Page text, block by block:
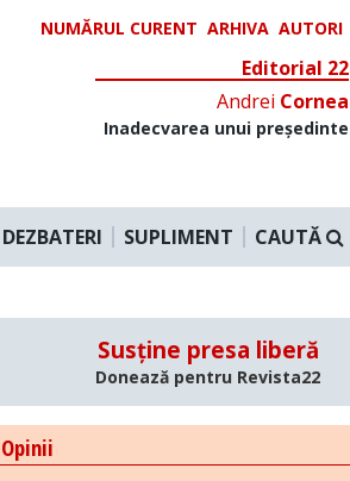
NUMĂRUL CURENT ARHIVA AUTORI
Editorial 22
Andrei Cornea
Inadecvarea unui președinte
DEZBATERI SUPLIMENT CAUTĂ
Susține presa liberă
Donează pentru Revista22
Opinii